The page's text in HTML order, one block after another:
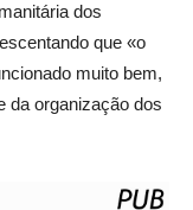
dos
que «o
muito bem,
da organização dos